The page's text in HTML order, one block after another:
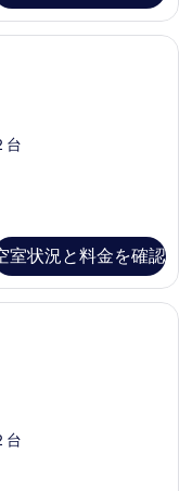
具、羽毛の掛け布団、ミ
台
室状況と料金を確認
ダブルルーム | 部屋から
台